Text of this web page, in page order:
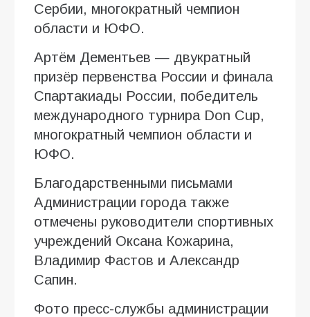
Сербии, многократный чемпион
области и ЮФО.
Артём Дементьев — двукратный
призёр первенства России и финала
Спартакиады России, победитель
международного турнира Don Cup,
многократный чемпион области и
ЮФО.
Благодарственными письмами
Администрации города также
отмечены руководители спортивных
учреждений Оксана Кожарина,
Владимир Фастов и Александр
Сапин.
Фото пресс-службы администрации